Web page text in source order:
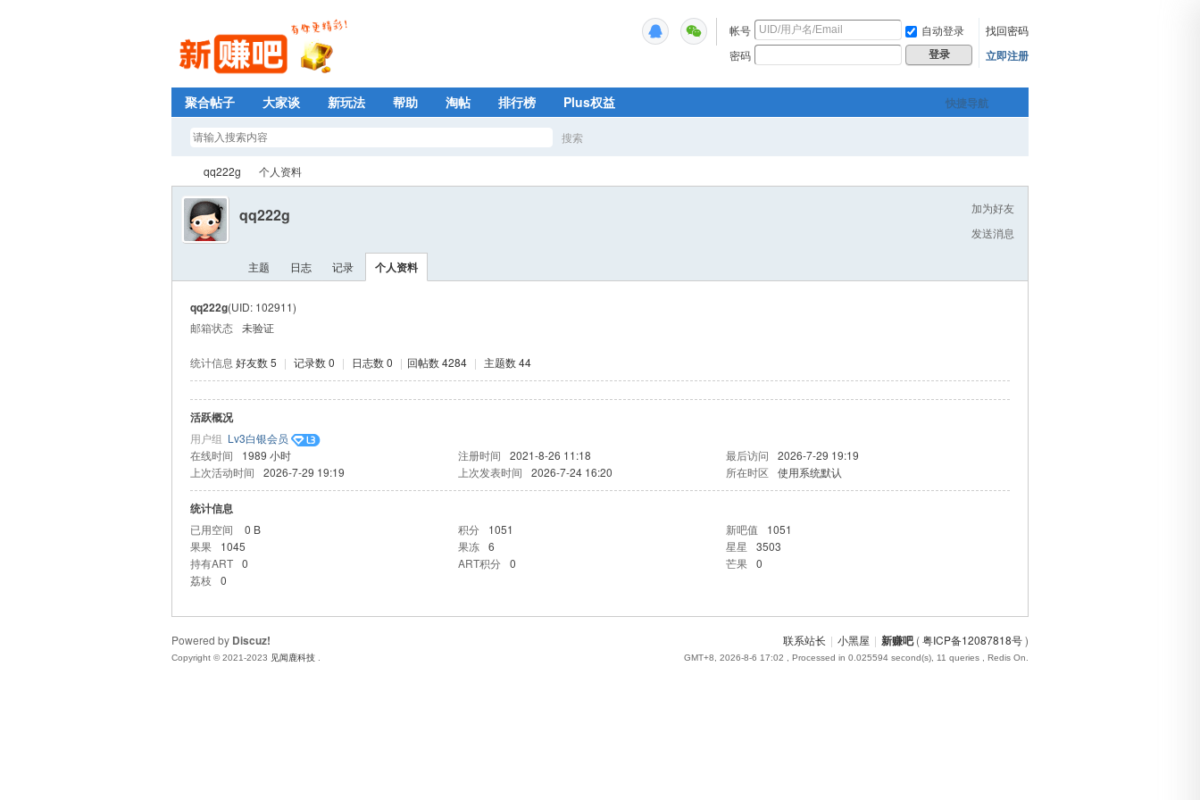
帐号 自动登录
找回密码
密码
登录 立即注册
快捷导航
聚合帖子 大家谈 新玩法 帮助 淘帖 排行榜 Plus权益
搜索
›
qq222g 个人资料
加为好友
发送消息
qq222g
主题 日志 记录 个人资料
qq222g(UID: 102911)
邮箱状态 未验证
统计信息 好友数 5 | 记录数 0 | 日志数 0 | 回帖数 4284 | 主题数 44
活跃概况
用户组 Lv3白银会员
在线时间
1989 小时 注册时间 2021-8-26 11:18 最后访问
2026-7-29 19:19
上次活动时间
2026-7-29 19:19 上次发表时间 2026-7-24 16:20 所在时区 使用系统默认
统计信息
已用空间 0 B 积分 1051 新吧值
1051
果果
1045 果冻 6 星星
3503
持有ART 0 ART积分 0 芒果 0
荔枝
0
联系站长 | 小黑屋 | 新赚吧(粤ICP备12087818号)
GMT+8, 2026-8-6 17:02 , Processed in 0.025594 second(s), 11 queries , Redis On.
Powered by Discuz!
Copyright © 2021-2023 见闻鹿科技